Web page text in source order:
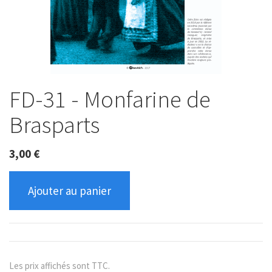
FD-31 - Monfarine de
Brasparts
3,00 €
Ajouter au panier
Les prix affichés sont TTC.